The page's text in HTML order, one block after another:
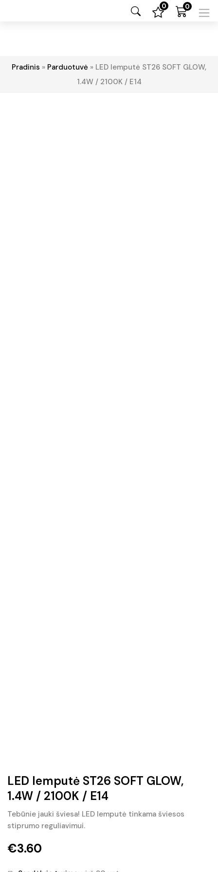
0 0
Pradinis » Parduotuvė » LED lemputė ST26 SOFT GLOW,
1.4W / 2100K / E14
LED lemputė ST26 SOFT GLOW,
1.4W / 2100K / E14
Tebūnie jauki šviesa! LED lemputė tinkama šviesos
stiprumo reguliavimui.
€3.60